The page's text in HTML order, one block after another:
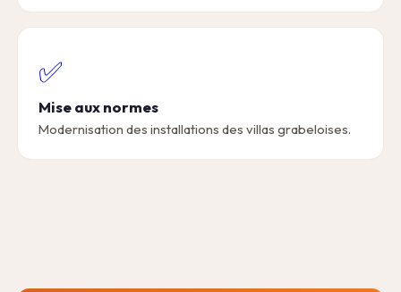
✅
Mise aux normes
Modernisation des installations des villas grabeloises.